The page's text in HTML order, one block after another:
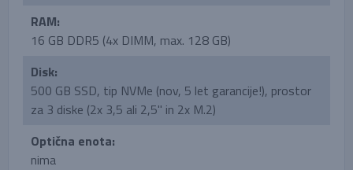
RAM:
16 GB DDR5 (4x DIMM, max. 128 GB)
Disk:
500 GB SSD, tip NVMe (nov, 5 let garancije!), prostor
za 3 diske (2x 3,5 ali 2,5'' in 2x M.2)
Optična enota:
nima